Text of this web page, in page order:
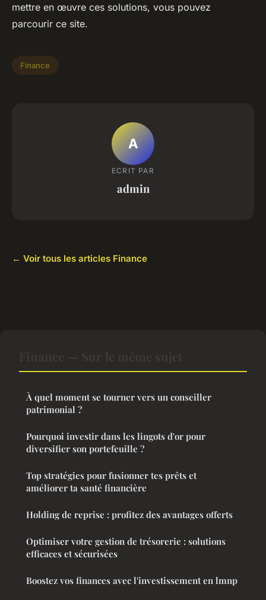
mettre en œuvre ces solutions, vous pouvez
parcourir ce site.
Finance
A
ECRIT PAR
admin
← Voir tous les articles Finance
À quel moment se tourner vers un conseiller
patrimonial ?
Pourquoi investir dans les lingots d'or pour
diversifier son portefeuille ?
Top stratégies pour fusionner tes prêts et
améliorer ta santé financière
Holding de reprise : profitez des avantages offerts
Optimiser votre gestion de trésorerie : solutions
efficaces et sécurisées
Boostez vos finances avec l'investissement en lmnp